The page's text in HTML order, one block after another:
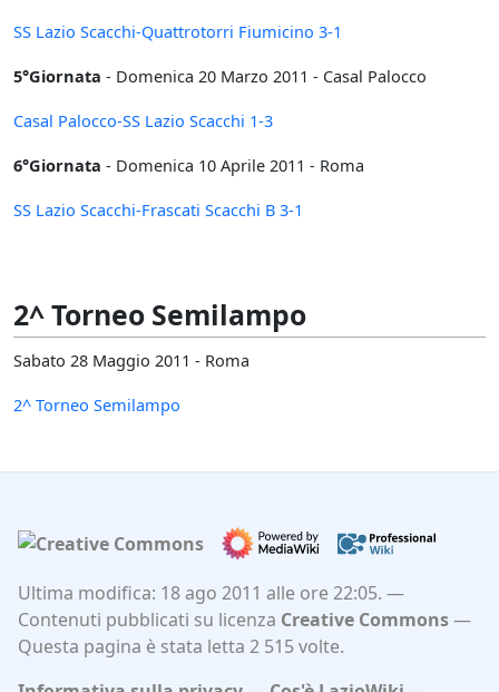
SS Lazio Scacchi-Quattrotorri Fiumicino 3-1
5°Giornata - Domenica 20 Marzo 2011 - Casal Palocco
Casal Palocco-SS Lazio Scacchi 1-3
6°Giornata - Domenica 10 Aprile 2011 - Roma
SS Lazio Scacchi-Frascati Scacchi B 3-1
2^ Torneo Semilampo
Sabato 28 Maggio 2011 - Roma
2^ Torneo Semilampo
Ultima modifica: 18 ago 2011 alle ore 22:05.
Contenuti pubblicati su licenza Creative Commons
Questa pagina è stata letta 2 515 volte.